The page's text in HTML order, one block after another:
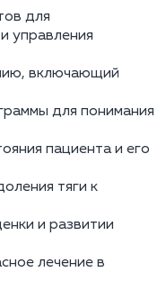
для
управления
включающий
для понимания
пациента и его
тяги к
и развитии
лечение в